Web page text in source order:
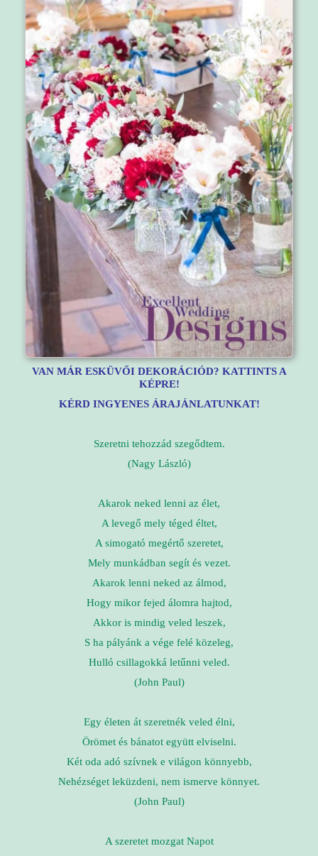
VAN MÁR ESKÜVŐI DEKORÁCIÓD? KATTINTS A
KÉPRE!
KÉRD INGYENES ÁRAJÁNLATUNKAT!
Szeretni tehozzád szegődtem.
(Nagy László)
Akarok neked lenni az élet,
A levegő mely téged éltet,
A simogató megértő szeretet,
Mely munkádban segít és vezet.
Akarok lenni neked az álmod,
Hogy mikor fejed álomra hajtod,
Akkor is mindig veled leszek,
S ha pályánk a vége felé közeleg,
Hulló csillagokká letűnni veled.
(John Paul)
Egy életen át szeretnék veled élni,
Örömet és bánatot együtt elviselni.
Két oda adó szívnek e világon könnyebb,
Nehézséget leküzdeni, nem ismerve könnyet.
(John Paul)
A szeretet mozgat Napot